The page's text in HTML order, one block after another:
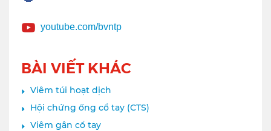
youtube.com/bvntp
BÀI VIẾT KHÁC
Viêm túi hoạt dịch
Hội chứng ống cổ tay (CTS)
Viêm gân cổ tay